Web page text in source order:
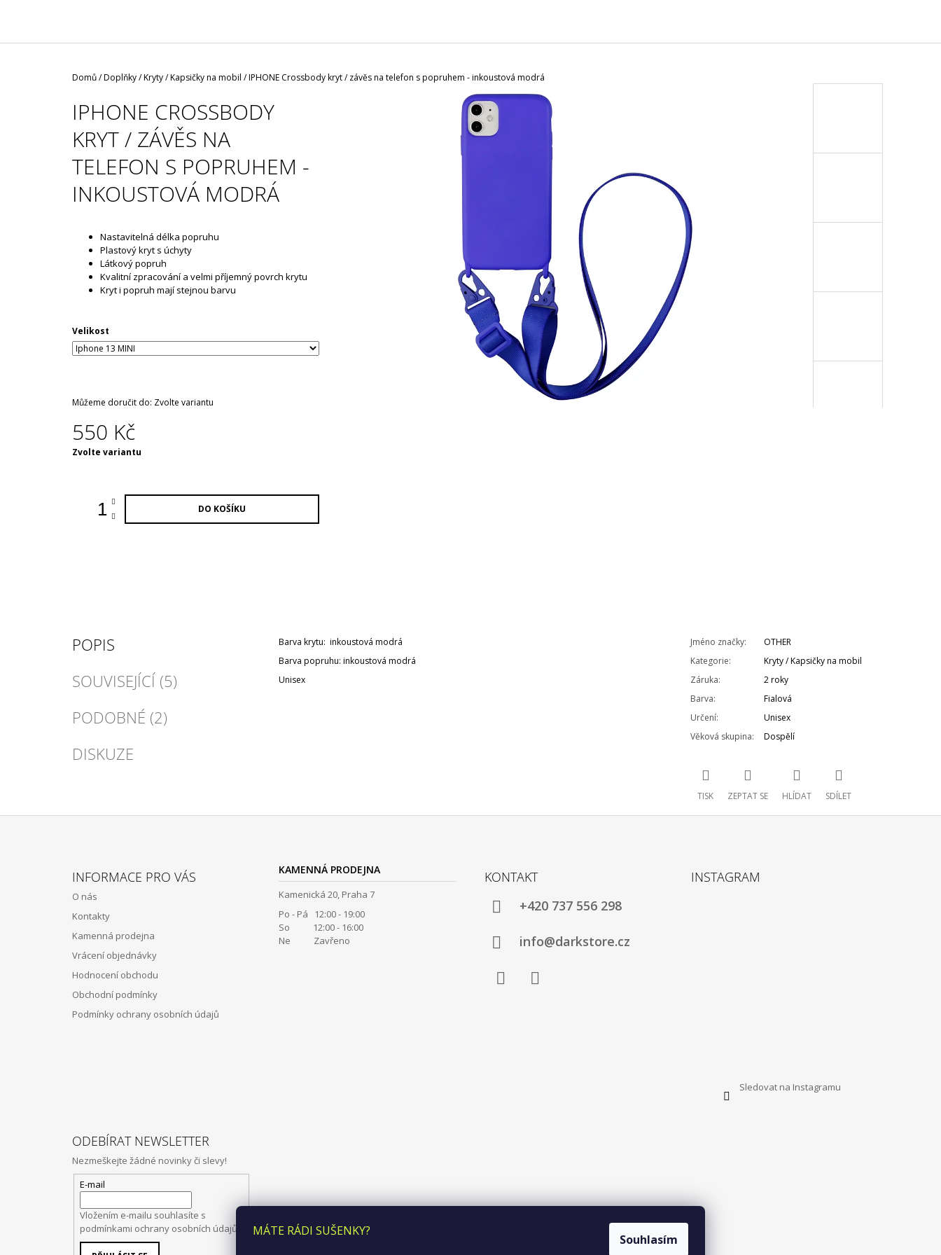
MÁTE RÁDI SUŠENKY?
Souhlasím
Domů/Doplňky/Kryty / Kapsičky na mobil /IPHONE Crossbody kryt / závěs na telefon s popruhem - inkoustová modrá
IPHONE CROSSBODY
KRYT / ZÁVĚS NA
TELEFON S POPRUHEM -
INKOUSTOVÁ MODRÁ
Nastavitelná délka popruhu
Plastový kryt s úchyty
Látkový popruh
Kvalitní zpracování a velmi příjemný povrch krytu
Kryt i popruh mají stejnou barvu
Velikost
Můžeme doručit do: Zvolte variantu
550 Kč
Měrná
Zvolte variantu
DO KOŠÍKU
POPIS
SOUVISEJÍCÍ (5)
PODOBNÉ (2)
DISKUZE
Barva krytu: inkoustová modrá
Barva popruhu: inkoustová modrá
Unisex
Jméno značky:
OTHER
Kategorie:
Kryty / Kapsičky na mobil
Záruka:
2 roky
Barva:
Fialová
Určení:
Unisex
Věková skupina: Dospělí
TISK ZEPTAT SE HLÍDAT SDÍLET
INFORMACE PRO VÁS
O nás
Kontakty
Kamenná prodejna
Vrácení objednávky
Hodnocení obchodu
Obchodní podmínky
Podmínky ochrany osobních údajů
KAMENNÁ PRODEJNA
Kamenická 20, Praha 7
Po - Pá 12:00 - 19:00
So 12:00 - 16:00
Ne Zavřeno
KONTAKT
+420 737 556 298
info@darkstore.cz
INSTAGRAM
Sledovat na Instagramu
ODEBÍRAT NEWSLETTER
Nezmeškejte žádné novinky či slevy!
E-mail
Vložením e-mailu souhlasíte s
podmínkami ochrany osobních údajů